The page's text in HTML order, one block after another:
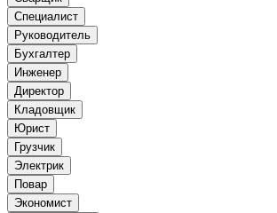
Специалист
Руководитель
Бухгалтер
Инженер
Директор
Кладовщик
Юрист
Грузчик
Электрик
Повар
Экономист